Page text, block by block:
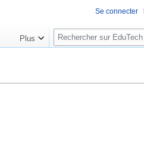
Se connecter
Plus
R
e
e